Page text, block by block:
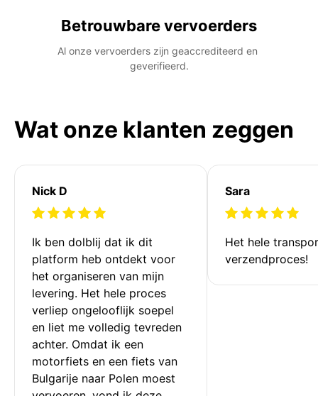
Betrouwbare vervoerders
Al onze vervoerders zijn geaccrediteerd en
geverifieerd.
Wat onze klanten zeggen
Nick D
Ik ben dolblij dat ik dit
platform heb ontdekt voor
het organiseren van mijn
levering. Het hele proces
verliep ongelooflijk soepel
en liet me volledig tevreden
achter. Omdat ik een
motorfiets en een fiets van
Bulgarije naar Polen moest
Sara
Het hele
verzendproces!